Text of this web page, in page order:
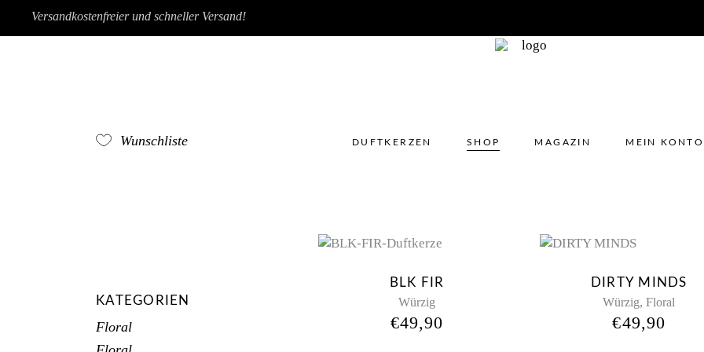
Versandkostenfreier und schneller Versand!
Wunschliste DUFTKERZEN SHOP MAGAZIN MEIN KONTO
KATEGORIEN
Floral
BLK FIR
Würzig
€49,90
DIRTY MINDS
Würzig,Floral
€49,90